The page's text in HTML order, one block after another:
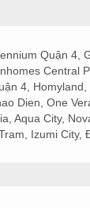
Quận 4,
Central
4, Homyland,
Dien, One
, Aqua City,
, Izumi City,